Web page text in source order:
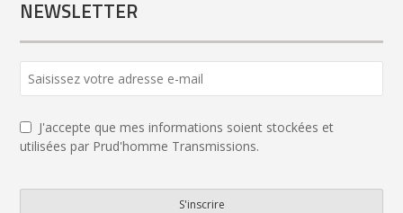
NEWSLETTER
J'accepte que mes informations soient stockées et
utilisées par Prud'homme Transmissions.
S'inscrire